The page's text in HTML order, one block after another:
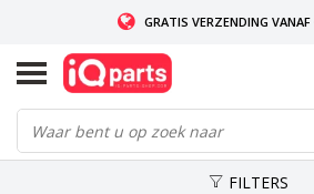
GRATIS VERZENDING
INDIEN VOORRADIG: VOOR 14:00 BESTELD,
WERELDWIJDE
FILTERS